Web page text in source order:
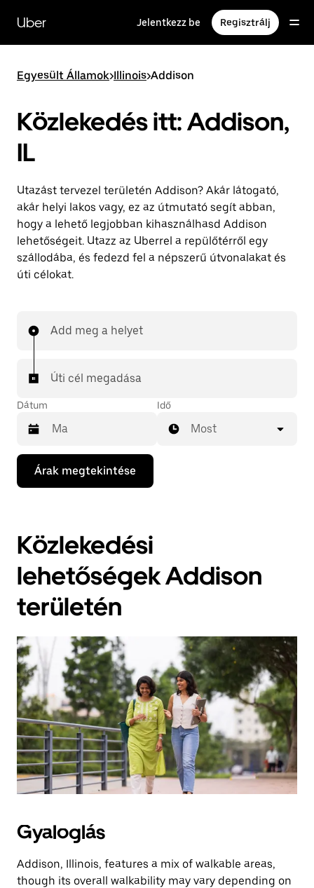
tartalomra
Uber Jelentkezz be Regisztrálj
Egyesült Államok>Illinois>Addison
Közlekedés itt: Addison,
IL
Utazást tervezel területén Addison? Akár látogató,
akár helyi lakos vagy, ez az útmutató segít abban,
hogy a lehető legjobban kihasználhasd Addison
lehetőségeit. Utazz az Uberrel a repülőtérről egy
szállodába, és fedezd fel a népszerű útvonalakat és
úti célokat.
Add meg a helyet
Úti cél megadása
Dátum
A
lefelé
mutató
a
naptárat,
és
kiválaszthatod
dátumot.
A
az
Escape
billentyűvel
zárhatod
be.
Idő
Most
Árak megtekintése
Közlekedési
lehetőségek Addison
területén
Gyaloglás
Addison, Illinois, features a mix of walkable areas,
though its overall walkability may vary depending on